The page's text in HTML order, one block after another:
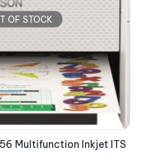
OF STOCK
Multifunction Inkjet ITS